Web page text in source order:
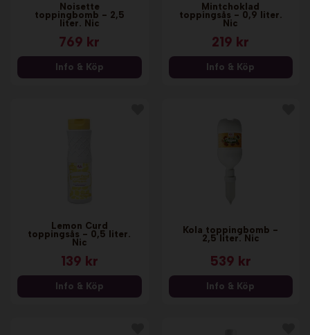
Noisette
toppingbomb - 2,5
liter. Nic
769 kr
Info & Köp
Mintchoklad
toppingsås - 0,9 liter.
Nic
219 kr
Info & Köp
Lemon Curd
toppingsås - 0,5 liter.
Nic
139 kr
Info & Köp
Kola toppingbomb -
2,5 liter. Nic
539 kr
Info & Köp